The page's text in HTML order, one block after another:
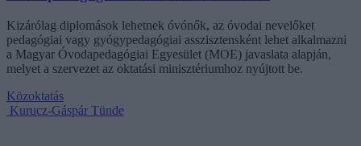
Kizárólag diplomások lehetnek óvónők, az óvodai nevelőket
pedagógiai vagy gyógypedagógiai asszisztensként lehet alkalmazni
a Magyar Óvodapedagógiai Egyesület (MOE) javaslata alapján,
melyet a szervezet az oktatási minisztériumhoz nyújtott be.
Közoktatás
Kurucz-Gáspár Tünde